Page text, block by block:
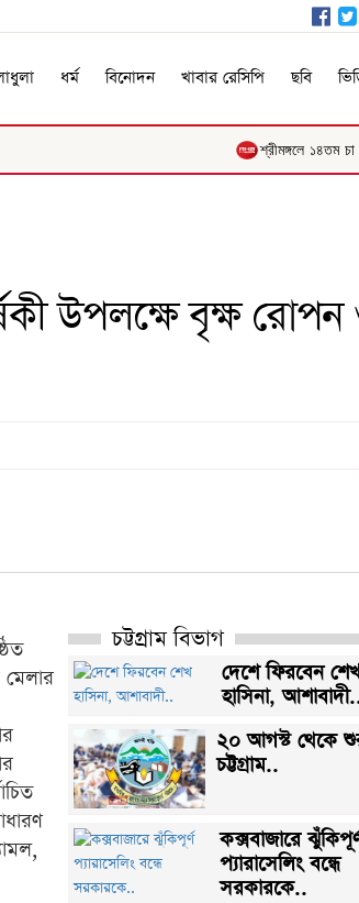
শ্রীমঙ্গলে ১৪তম চা
ধর্ম বিনোদন খাবার রেসিপি ছবি
উপলক্ষে বৃক্ষ
চট্টগ্রাম বিভাগ
দেশে ফিরবেন
হাসিনা,
২০ আগস্ট থেকে
চট্টগ্রাম..
কক্সবাজারে
প্যারাসেলিং বন্ধে
সরকারকে..